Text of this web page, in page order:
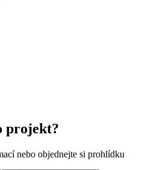
projekt?
nebo objednejte si prohlídku